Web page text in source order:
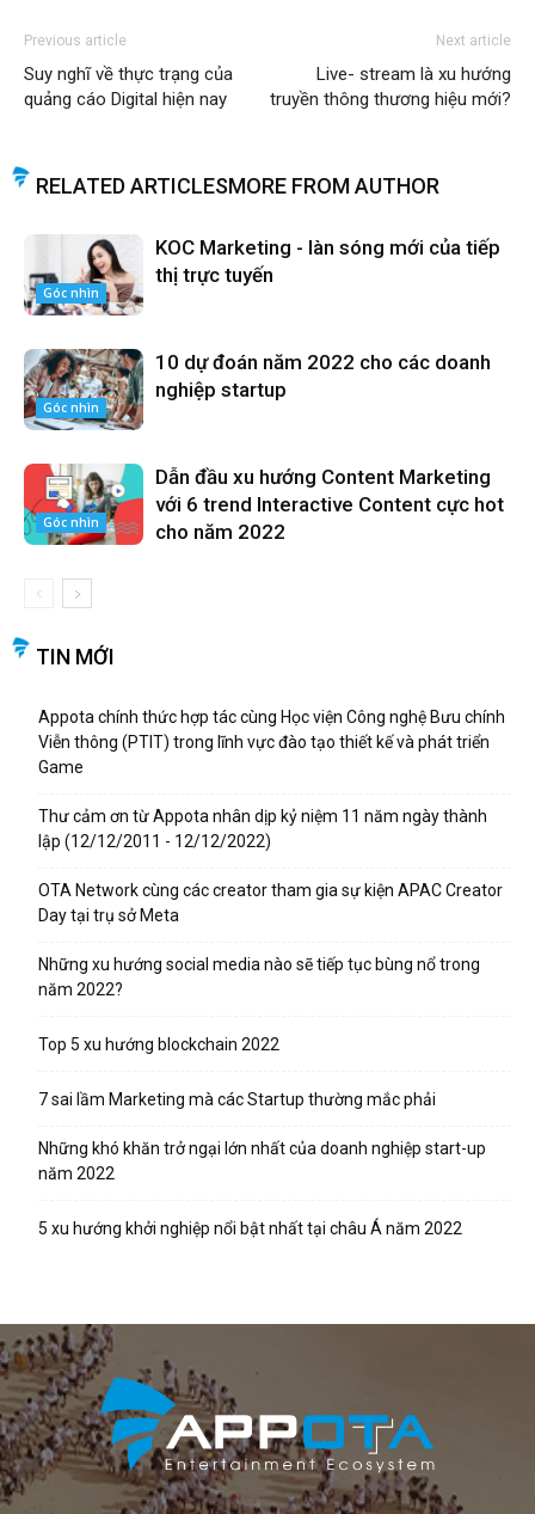
Previous article
Suy nghĩ về thực trạng của
quảng cáo Digital hiện nay
Next article
Live- stream là xu hướng
truyền thông thương hiệu mới?
RELATED ARTICLESMORE FROM AUTHOR
Góc nhìn
KOC Marketing - làn sóng mới của tiếp
thị trực tuyến
Góc nhìn
10 dự đoán năm 2022 cho các doanh
nghiệp startup
Góc nhìn
Dẫn đầu xu hướng Content Marketing
với 6 trend Interactive Content cực hot
cho năm 2022
TIN MỚI
Appota chính thức hợp tác cùng Học viện Công nghệ Bưu chính
Viễn thông (PTIT) trong lĩnh vực đào tạo thiết kế và phát triển
Game
Thư cảm ơn từ Appota nhân dịp kỷ niệm 11 năm ngày thành
lập (12/12/2011 - 12/12/2022)
OTA Network cùng các creator tham gia sự kiện APAC Creator
Day tại trụ sở Meta
Những xu hướng social media nào sẽ tiếp tục bùng nổ trong
năm 2022?
Top 5 xu hướng blockchain 2022
7 sai lầm Marketing mà các Startup thường mắc phải
Những khó khăn trở ngại lớn nhất của doanh nghiệp start-up
năm 2022
5 xu hướng khởi nghiệp nổi bật nhất tại châu Á năm 2022